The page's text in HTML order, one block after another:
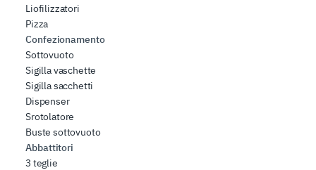
Liofilizzatori
Pizza
Confezionamento
Sottovuoto
Sigilla vaschette
Sigilla sacchetti
Dispenser
Srotolatore
Buste sottovuoto
Abbattitori
3 teglie